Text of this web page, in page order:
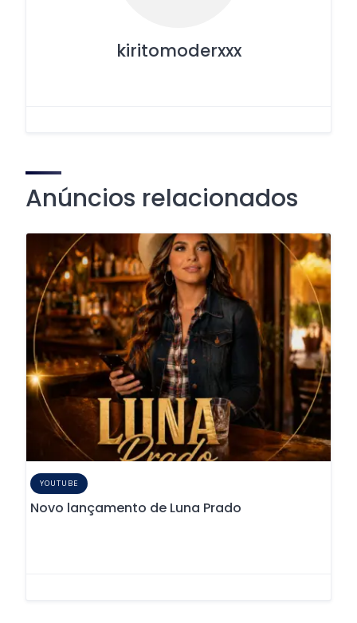
kiritomoderxxx
Anúncios relacionados
YOUTUBE
Novo lançamento de Luna Prado